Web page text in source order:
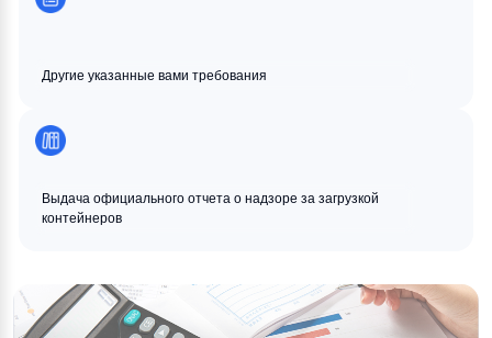
Другие указанные вами требования
Выдача официального отчета о надзоре за загрузкой
контейнеров